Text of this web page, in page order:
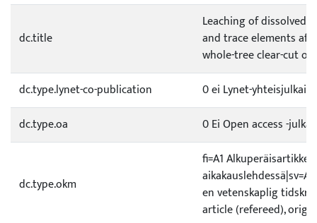
dc.title
Leaching of dissolved
and trace elements
whole-tree clear-cut
dc.type.lynet-co-publication
0 ei Lynet-yhteisjulkaisu
dc.type.oa
0 Ei Open access -
dc.type.okm
fi=A1
en vetenskaplig
article (refereed),